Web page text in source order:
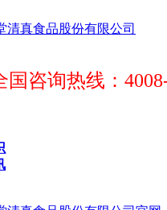
国咨询热线：